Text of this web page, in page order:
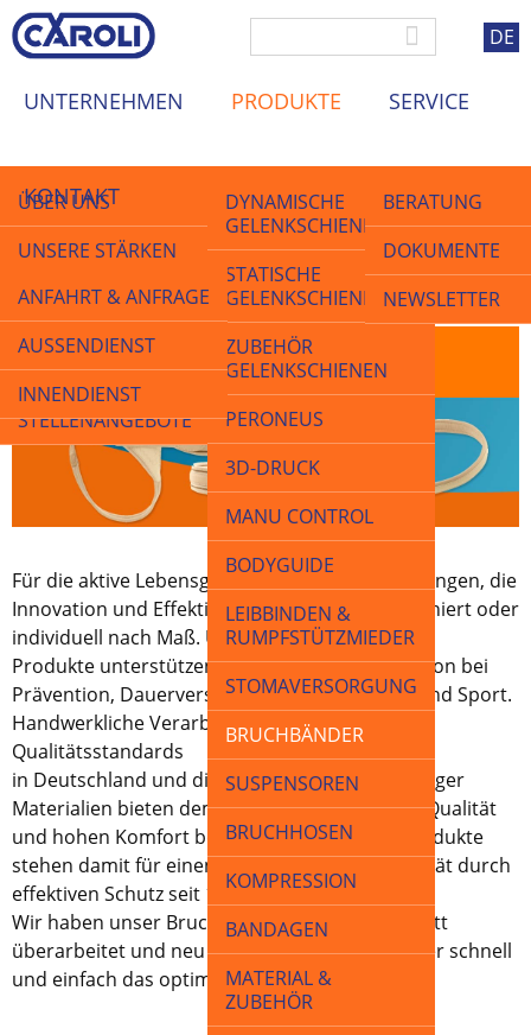
UNTERNEHMEN
ÜBER UNS
UNSERE STÄRKEN
QUALITÄT
AKTUELLES &
MESSEN
STELLENANGEBOTE
PRODUKTE
DYNAMISCHE
GELENKSCHIENEN
STATISCHE
GELENKSCHIENEN
ZUBEHÖR
GELENKSCHIENEN
PERONEUS
3D-DRUCK
MANU CONTROL
BODYGUIDE
LEIBBINDEN &
RUMPFSTÜTZMIEDER
STOMAVERSORGUNG
BRUCHBÄNDER
SUSPENSOREN
BRUCHHOSEN
KOMPRESSION
BANDAGEN
MATERIAL &
ZUBEHÖR
SERVICE
BERATUNG
DOKUMENTE
NEWSLETTER
KONTAKT
ANFAHRT & ANFRAGE
AUSSENDIENST
INNENDIENST
DE
Startseite > Produkte > Bruchbänder
Bruchbänder
Für die aktive Lebensgestaltung bieten wir Lösungen, die
Innovation und Effektivität vereinen - konfektioniert oder
individuell nach Maß. Unsere
Produkte unterstützen durch ideale Kompression bei
Prävention, Dauerversorgung,Rehabilitation und Sport.
Handwerkliche Verarbeitung nach hohen
Qualitätsstandards
in Deutschland und die Kombination hochwertiger
Materialien bieten dem Patienten erstklassige Qualität
und hohen Komfort beim Gebrauch. Caroli-Produkte
stehen damit für einen Gewinn an Lebensqualität durch
effektiven Schutz seit 1849.
Wir haben unser Bruchbandprogramm komplett
überarbeitet und neu gestaltet, damit Sie immer schnell
und einfach das optimale Produkt finden.